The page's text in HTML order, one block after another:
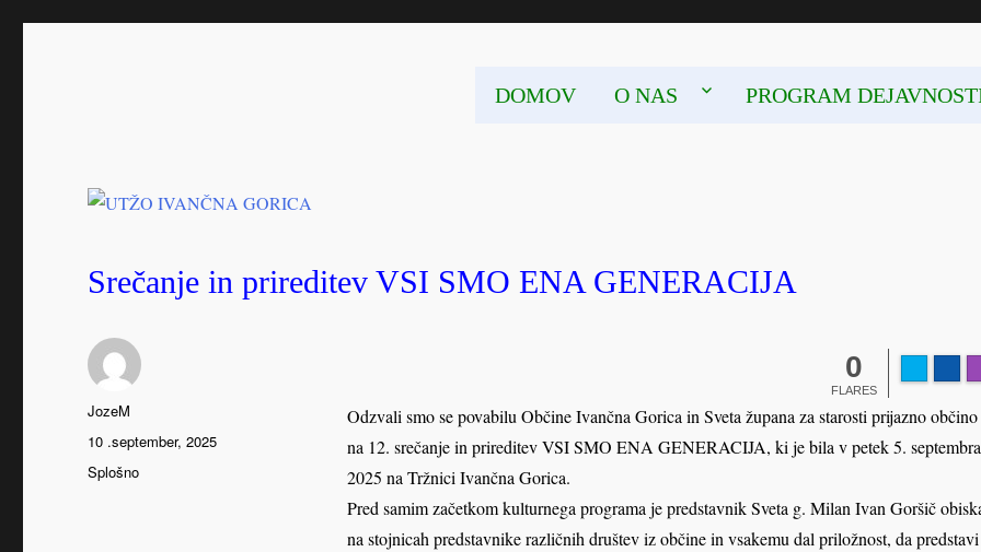
DOMOV
O NAS PROGRAM
Srečanje in prireditev VSI SMO ENA GENERACIJA
0
FLARES
Odzvali smo se povabilu Občine Ivančna Gorica in Sveta župana za starosti prijazno občino
na 12. srečanje in prireditev VSI SMO ENA GENERACIJA, ki je bila v petek 5. septembra
2025 na Tržnici Ivančna Gorica.
Pred samim začetkom kulturnega programa je predstavnik Sveta g. Milan Ivan Goršič
na stojnicah predstavnike različnih društev iz občine in vsakemu dal priložnost, da predstavi
Avtor
JozeM
Objavljeno
dne
10 .september, 2025
Kategorije
Splošno